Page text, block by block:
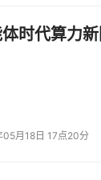
“2项国家计算
期间支持高
升培训机构”
时代算力
05月18日 17点20分